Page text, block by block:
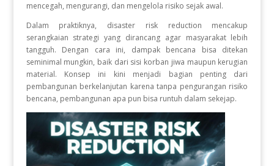
mencegah, mengurangi, dan mengelola risiko sejak awal.
Dalam praktiknya, disaster risk reduction mencakup
serangkaian strategi yang dirancang agar masyarakat lebih
tangguh. Dengan cara ini, dampak bencana bisa ditekan
seminimal mungkin, baik dari sisi korban jiwa maupun kerugian
material. Konsep ini kini menjadi bagian penting dari
pembangunan berkelanjutan karena tanpa pengurangan risiko
bencana, pembangunan apa pun bisa runtuh dalam sekejap.